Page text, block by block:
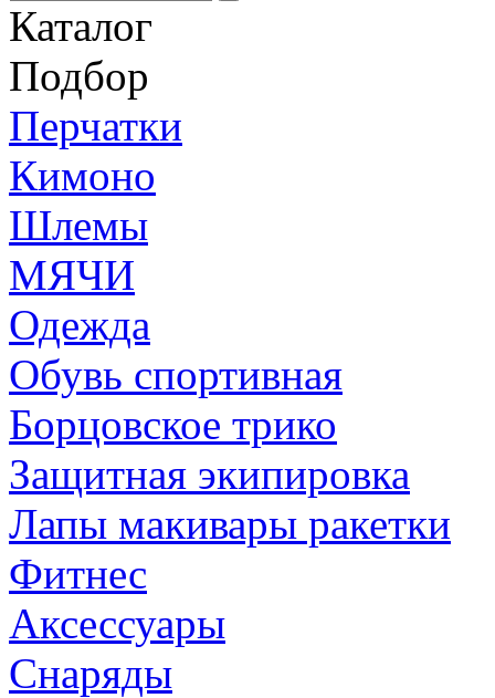
Каталог
Подбор
Перчатки
Кимоно
Шлемы
МЯЧИ
Одежда
Обувь спортивная
Борцовское трико
Защитная экипировка
Лапы макивары ракетки
Фитнес
Аксессуары
Снаряды